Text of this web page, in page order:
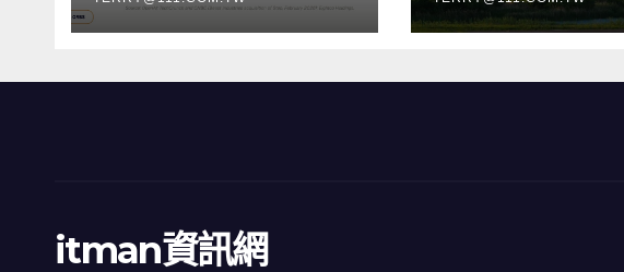
過 11,000 枚以太幣
WLD 代幣
itman資訊網